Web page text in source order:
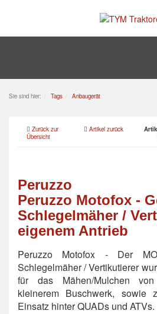
Sie sind hier: Tags Anbaugerät
Zurück zur
Übersicht
Artikel zurück
Peruzzo
Peruzzo Motofox -
Schlegelmäher /
eigenem Antrieb
Peruzzo Motofox - Der
Schlegelmäher / Vertikutierer
für das Mähen/Mulchen
kleinerem Buschwerk, sowie
Einsatz hinter QUADs und ATVs.